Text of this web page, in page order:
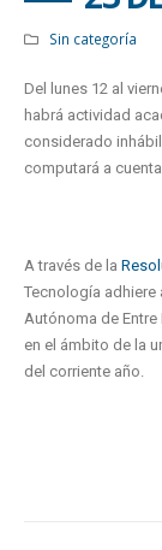
Sin categoría
Del lunes 12 al
habrá actividad
considerado
computará a
A través de la
Tecnología adhiere
Autónoma de Entre
en el ámbito de la
del corriente año.